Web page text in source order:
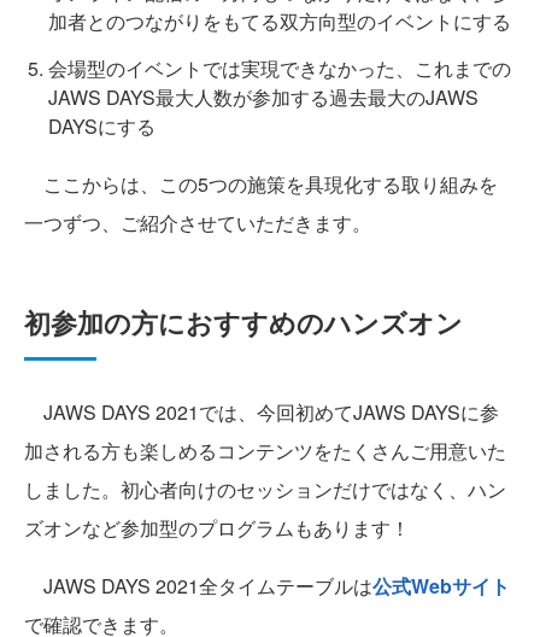
加者とのつながりをもてる双方向型のイベントにする
会場型のイベントでは実現できなかった、これまでの
JAWS DAYS最大人数が参加する過去最大のJAWS
DAYSにする
ここからは、この5つの施策を具現化する取り組みを
一つずつ、ご紹介させていただきます。
初参加の方におすすめのハンズオン
JAWS DAYS 2021では、今回初めてJAWS DAYSに参
加される方も楽しめるコンテンツをたくさんご用意いた
しました。初心者向けのセッションだけではなく、ハン
ズオンなど参加型のプログラムもあります！
JAWS DAYS 2021全タイムテーブルは公式Webサイト
で確認できます。